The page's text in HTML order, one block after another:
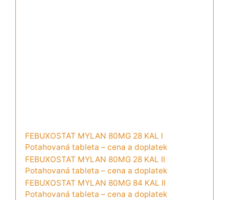
FEBUXOSTAT MYLAN 80MG 28 KAL I
Potahovaná tableta – cena a doplatek
FEBUXOSTAT MYLAN 80MG 28 KAL II
Potahovaná tableta – cena a doplatek
FEBUXOSTAT MYLAN 80MG 84 KAL II
Potahovaná tableta – cena a doplatek